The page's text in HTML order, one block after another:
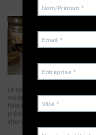
La tour de stockage verticale
modernes. Elle doit toutefois
fiable et performante, sa
prévoir des vérifications
interventions rapides en cas